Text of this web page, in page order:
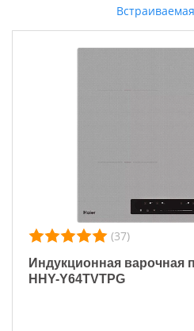
(37)
Индукционная варочная
HHY-Y64TVTPG